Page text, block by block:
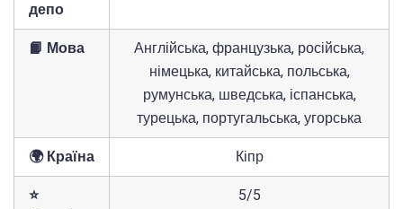
депо
📙 Мова
Англійська, французька, російська,
німецька, китайська, польська,
румунська, шведська, іспанська,
турецька, португальська, угорська
🌍 Країна Кіпр
⭐
5/5